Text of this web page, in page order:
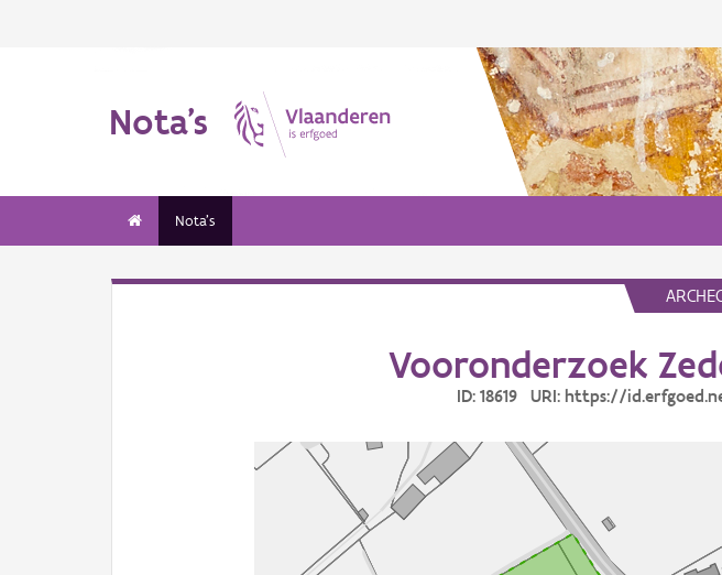
Nota's
Nota's
Vooronderzoek
ID: 18619 URI: https://